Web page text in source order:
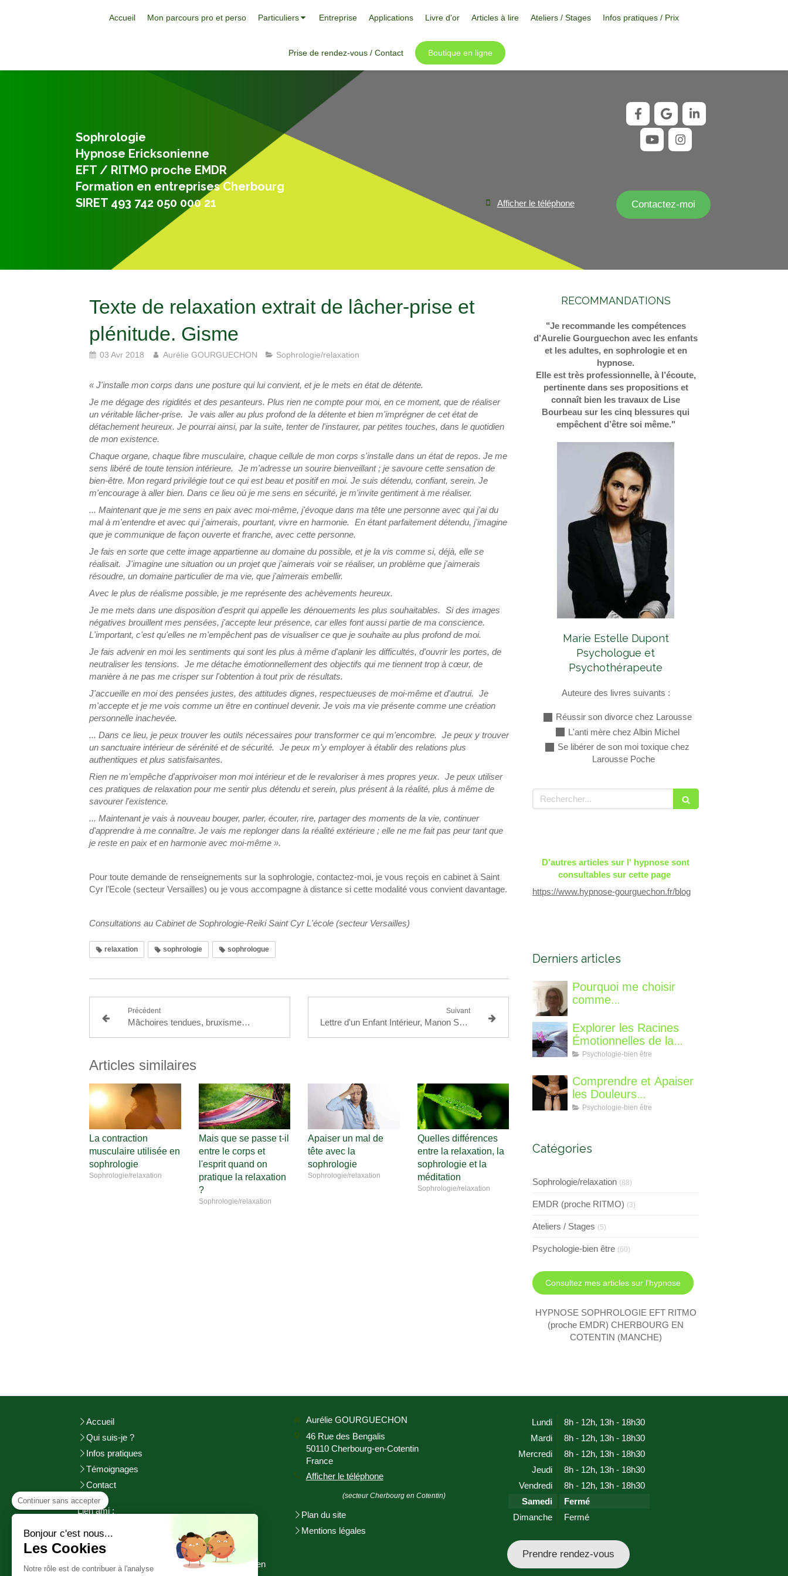
Accueil Mon parcours pro et perso Particuliers Entreprise Applications Livre d'or Articles à lire Ateliers / Stages Infos pratiques / Prix
Prise de rendez-vous / Contact Boutique en ligne
Sophrologie
Hypnose Ericksonienne
EFT / RITMO proche EMDR
Formation en entreprises Cherbourg
SIRET 493 742 050 000 21
Contactez-moi
Afficher le téléphone
Texte de relaxation extrait de lâcher-prise et
plénitude. Gisme
03 Avr 2018 Aurélie GOURGUECHON Sophrologie/relaxation
« J'installe mon corps dans une posture qui lui convient, et je le mets en état de détente.
Je me dégage des rigidités et des pesanteurs. Plus rien ne compte pour moi, en ce moment, que de réaliser
un véritable lâcher-prise. Je vais aller au plus profond de la détente et bien m'imprégner de cet état de
détachement heureux. Je pourrai ainsi, par la suite, tenter de l'instaurer, par petites touches, dans le quotidien
de mon existence.
Chaque organe, chaque fibre musculaire, chaque cellule de mon corps s'installe dans un état de repos. Je me
sens libéré de toute tension intérieure. Je m'adresse un sourire bienveillant ; je savoure cette sensation de
bien-être. Mon regard privilégie tout ce qui est beau et positif en moi. Je suis détendu, confiant, serein. Je
m'encourage à aller bien. Dans ce lieu où je me sens en sécurité, je m'invite gentiment à me réaliser.
... Maintenant que je me sens en paix avec moi-même, j'évoque dans ma tête une personne avec qui j'ai du
mal à m'entendre et avec qui j'aimerais, pourtant, vivre en harmonie. En étant parfaitement détendu, j'imagine
que je communique de façon ouverte et franche, avec cette personne.
Je fais en sorte que cette image appartienne au domaine du possible, et je la vis comme si, déjà, elle se
réalisait. J'imagine une situation ou un projet que j'aimerais voir se réaliser, un problème que j'aimerais
résoudre, un domaine particulier de ma vie, que j'aimerais embellir.
Avec le plus de réalisme possible, je me représente des achèvements heureux.
Je me mets dans une disposition d'esprit qui appelle les dénouements les plus souhaitables. Si des images
négatives brouillent mes pensées, j'accepte leur présence, car elles font aussi partie de ma conscience.
L'important, c'est qu'elles ne m'empêchent pas de visualiser ce que je souhaite au plus profond de moi.
Je fais advenir en moi les sentiments qui sont les plus à même d'aplanir les difficultés, d'ouvrir les portes, de
neutraliser les tensions. Je me détache émotionnellement des objectifs qui me tiennent trop à cœur, de
manière à ne pas me crisper sur l'obtention à tout prix de résultats.
J'accueille en moi des pensées justes, des attitudes dignes, respectueuses de moi-même et d'autrui. Je
m'accepte et je me vois comme un être en continuel devenir. Je vois ma vie présente comme une création
personnelle inachevée.
... Dans ce lieu, je peux trouver les outils nécessaires pour transformer ce qui m'encombre. Je peux y trouver
un sanctuaire intérieur de sérénité et de sécurité. Je peux m'y employer à établir des relations plus
authentiques et plus satisfaisantes.
Rien ne m'empêche d'apprivoiser mon moi intérieur et de le revaloriser à mes propres yeux. Je peux utiliser
ces pratiques de relaxation pour me sentir plus détendu et serein, plus présent à la réalité, plus à même de
savourer l'existence.
... Maintenant je vais à nouveau bouger, parler, écouter, rire, partager des moments de la vie, continuer
d'apprendre à me connaître. Je vais me replonger dans la réalité extérieure ; elle ne me fait pas peur tant que
je reste en paix et en harmonie avec moi-même ».
Pour toute demande de renseignements sur la sophrologie, contactez-moi, je vous reçois en cabinet à Saint
Cyr l’Ecole (secteur Versailles) ou je vous accompagne à distance si cette modalité vous convient davantage.
Consultations au Cabinet de Sophrologie-Reiki Saint Cyr L'école (secteur Versailles)
relaxation sophrologie sophrologue
Précédent
Mâchoires tendues, bruxisme, que propose la sophrologie
Suivant
Lettre d'un Enfant Intérieur, Manon Sénécal
Articles similaires
La contraction
musculaire utilisée en
sophrologie
Sophrologie/relaxation
Mais que se passe t-il
entre le corps et
l'esprit quand on
pratique la relaxation
?
Sophrologie/relaxation
Apaiser un mal de
tête avec la
sophrologie
Sophrologie/relaxation
Quelles différences
entre la relaxation, la
sophrologie et la
méditation
Sophrologie/relaxation
RECOMMANDATIONS
"Je recommande les compétences
d’Aurelie Gourguechon avec les enfants
et les adultes, en sophrologie et en
hypnose.
Elle est très professionnelle, à l’écoute,
pertinente dans ses propositions et
connaît bien les travaux de Lise
Bourbeau sur les cinq blessures qui
empêchent d’être soi même."
Marie Estelle Dupont
Psychologue et
Psychothérapeute
Auteure des livres suivants :
Réussir son divorce chez Larousse
L'anti mère chez Albin Michel
Se libérer de son moi toxique chez
Larousse Poche
Rechercher
D'autres articles sur l' hypnose sont
consultables sur cette page
https://www.hypnose-gourguechon.fr/blog
Derniers articles
Pourquoi me choisir
comme
suis-je, qu'est ce que je
vous propose de
différent?
Explorer les Racines
Émotionnelles de la
Perte de Poids : Un
Psychologie-bien être
Comprendre et Apaiser
les Douleurs
Neuroplastiques : Une
l'EFT
Psychologie-bien être
Catégories
Sophrologie/relaxation (88)
EMDR (proche RITMO) (3)
Ateliers / Stages (5)
Psychologie-bien être (60)
Consultez mes articles sur l'hypnose
HYPNOSE SOPHROLOGIE EFT RITMO
(proche EMDR) CHERBOURG EN
COTENTIN (MANCHE)
Accueil
Qui suis-je ?
Infos pratiques
Témoignages
Contact
Lien ami :
http://www.sophrologie-pratiques.fr
©2017 Aurélie GOURGUECHON - Cherbourg en
Aurélie GOURGUECHON
46 Rue des Bengalis
50110 Cherbourg-en-Cotentin
France
Afficher le téléphone
(secteur Cherbourg en Cotentin)
Plan du site
Mentions légales
Lundi 8h - 12h, 13h - 18h30
Mardi
8h - 12h, 13h - 18h30
Mercredi
8h - 12h, 13h - 18h30
Jeudi
8h - 12h, 13h - 18h30
Vendredi
8h - 12h, 13h - 18h30
Samedi
Fermé
Dimanche
Fermé
Prendre rendez-vous
Continuer sans accepter
Bonjour c'est nous...
Les Cookies
Notre rôle est de contribuer à l'analyse